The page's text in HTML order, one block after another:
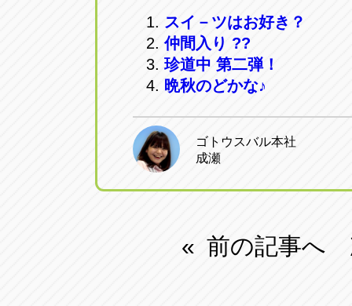
スイ－ツはお好き？
仲間入り ??
珍道中 第二弾！
晩秋のどかな♪
ゴトウスバル本社
成瀬
« 前の記事へ